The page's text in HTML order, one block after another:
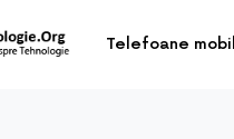
Telefoane